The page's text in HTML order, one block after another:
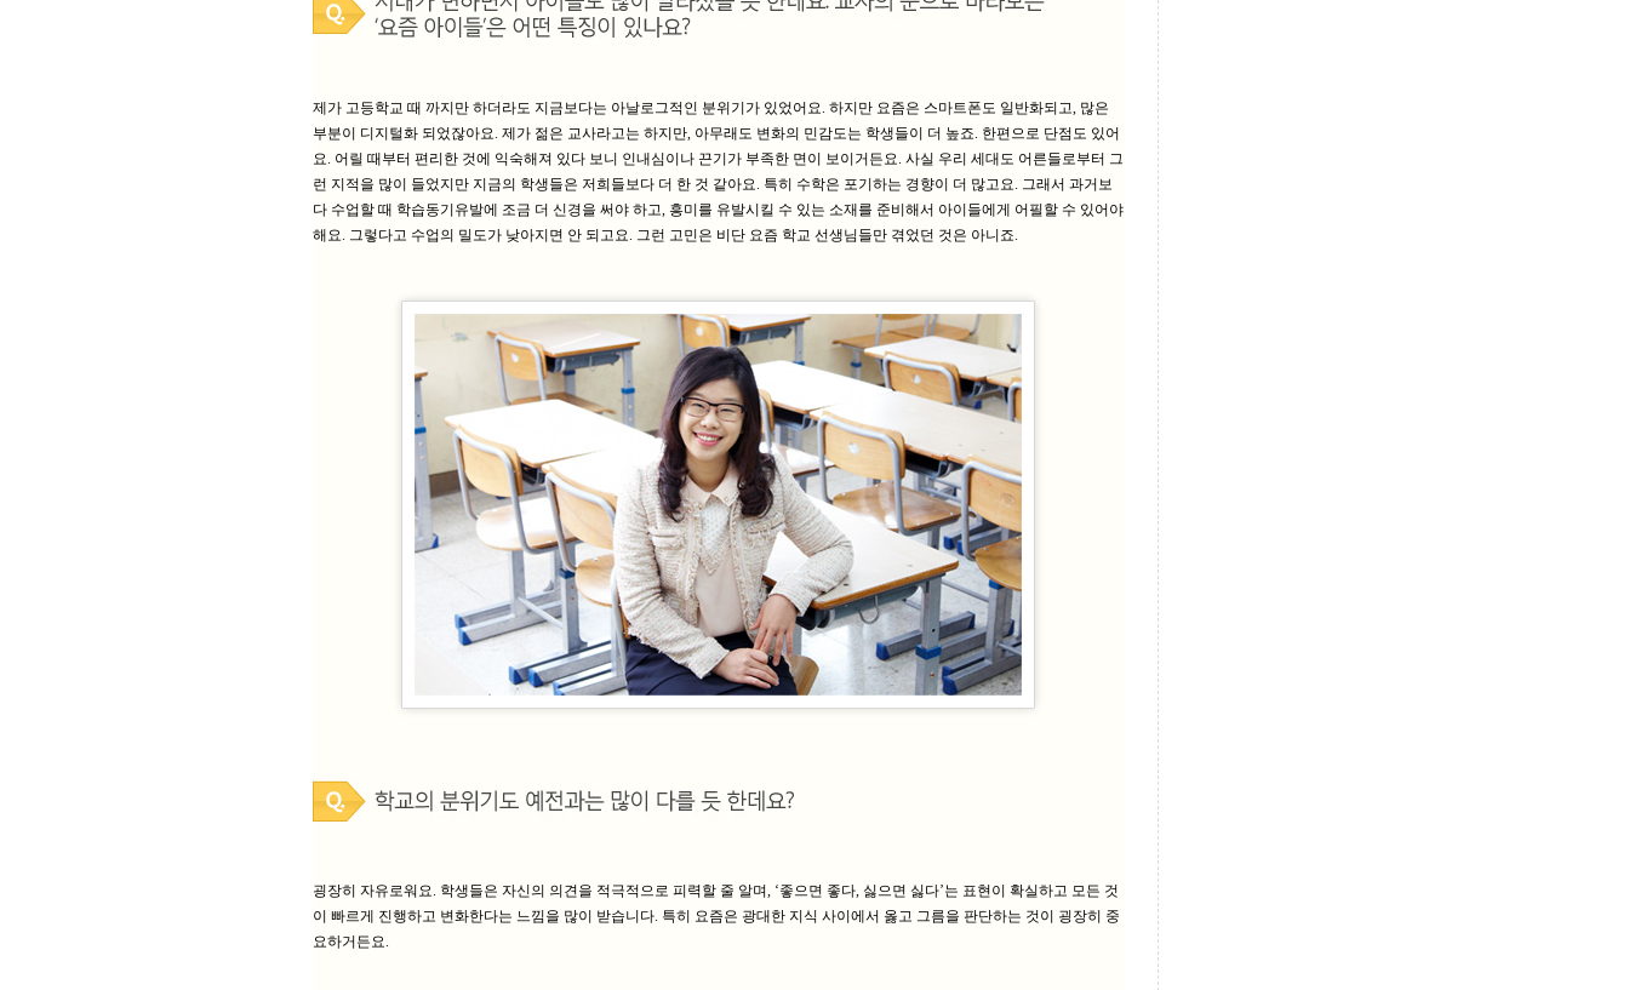
제가 고등학교 때 까지만 하더라도 지금보다는 아날로그적인 분위기가 있었어요. 하지만 요즘은 스마트폰도 일반화되고, 많은
부분이 디지털화 되었잖아요. 제가 젊은 교사라고는 하지만, 아무래도 변화의 민감도는 학생들이 더 높죠. 한편으로 단점도 있어
요. 어릴 때부터 편리한 것에 익숙해져 있다 보니 인내심이나 끈기가 부족한 면이 보이거든요. 사실 우리 세대도 어른들로부터 그
런 지적을 많이 들었지만 지금의 학생들은 저희들보다 더 한 것 같아요. 특히 수학은 포기하는 경향이 더 많고요. 그래서 과거보
다 수업할 때 학습동기유발에 조금 더 신경을 써야 하고, 흥미를 유발시킬 수 있는 소재를 준비해서 아이들에게 어필할 수 있어야
해요. 그렇다고 수업의 밀도가 낮아지면 안 되고요. 그런 고민은 비단 요즘 학교 선생님들만 겪었던 것은 아니죠.
굉장히 자유로워요. 학생들은 자신의 의견을 적극적으로 피력할 줄 알며, ‘좋으면 좋다, 싫으면 싫다’는 표현이 확실하고 모든 것
이 빠르게 진행하고 변화한다는 느낌을 많이 받습니다. 특히 요즘은 광대한 지식 사이에서 옳고 그름을 판단하는 것이 굉장히 중
요하거든요.